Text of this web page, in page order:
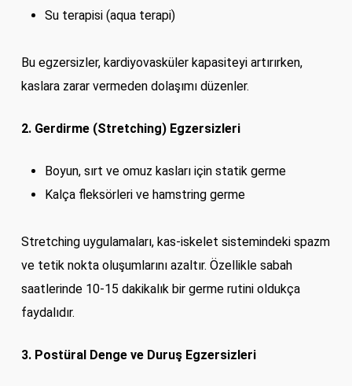
Su terapisi (aqua terapi)
Bu egzersizler, kardiyovasküler kapasiteyi artırırken,
kaslara zarar vermeden dolaşımı düzenler.
2. Gerdirme (Stretching) Egzersizleri
Boyun, sırt ve omuz kasları için statik germe
Kalça fleksörleri ve hamstring germe
Stretching uygulamaları, kas-iskelet sistemindeki spazm
ve tetik nokta oluşumlarını azaltır. Özellikle sabah
saatlerinde 10-15 dakikalık bir germe rutini oldukça
faydalıdır.
3. Postüral Denge ve Duruş Egzersizleri